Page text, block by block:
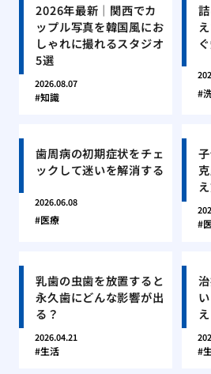
2026年最新｜関西でカ
ップル写真を韓国風にお
しゃれに撮れるスタジオ
5選
2026.08.07
知識
歯周病の初期症状をチェ
ックして迷いを解消する
2026.06.08
医療
乳歯の虫歯を放置すると
永久歯にどんな影響が出
る？
2026.04.21
生活
え